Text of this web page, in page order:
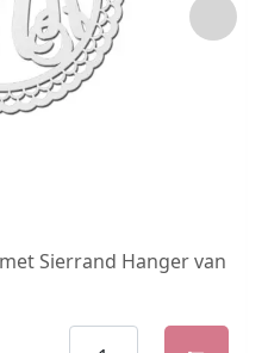
Sierrand Hanger van